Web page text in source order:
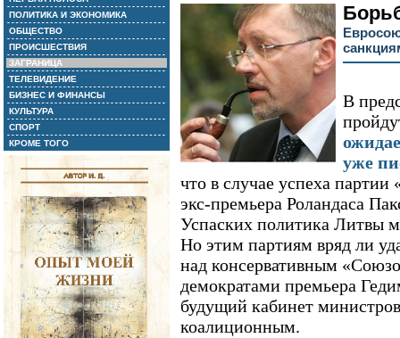
ПОЛИТИКА И ЭКОНОМИКА
ОБЩЕСТВО
ПРОИСШЕСТВИЯ
ЗАГРАНИЦА
ТЕЛЕВИДЕНИЕ
БИЗНЕС И ФИНАНСЫ
КУЛЬТУРА
СПОРТ
КРОМЕ ТОГО
В
уже
что в случае успеха партии
экс-премьера Роландаса
Успаских политика Литвы
Но этим партиям вряд ли
над консервативным
демократами премьера
будущий кабинет
коалиционным.